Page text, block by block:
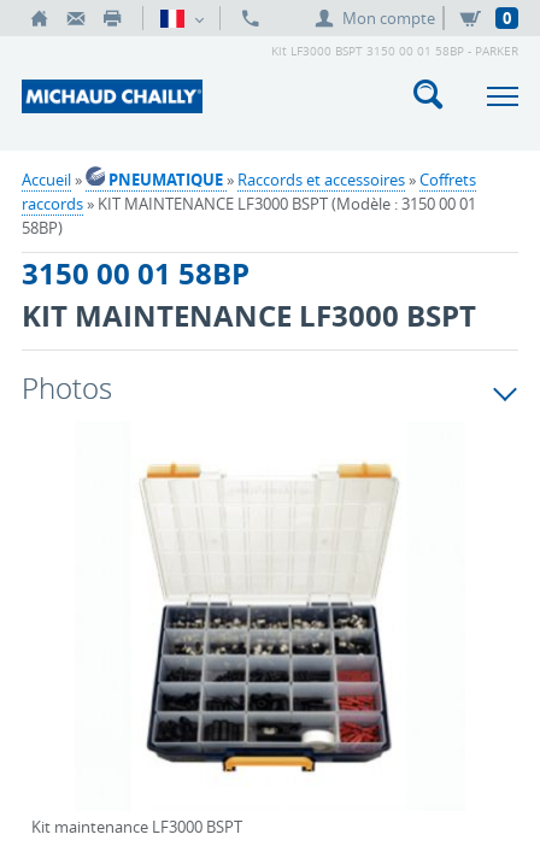
Mon compte 0
Kit LF3000 BSPT 3150 00 01 58BP - PARKER
Accueil» PNEUMATIQUE» Raccords et accessoires»Coffrets
raccords» KIT MAINTENANCE LF3000 BSPT (Modèle : 3150 00 01
58BP)
3150 00 01 58BP
KIT MAINTENANCE LF3000 BSPT
Photos
Kit maintenance LF3000 BSPT